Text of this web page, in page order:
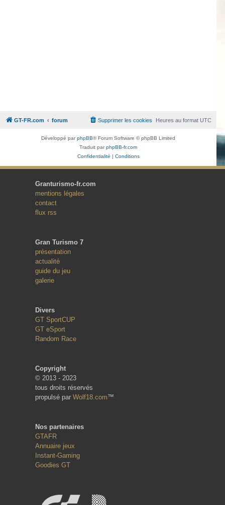
GT-FR.com forum Heures au formatUTC
Supprimer les cookies
Développé parphpBB® Forum Software © phpBB Limited
Traduit parphpBB-fr.com
Confidentialité
Conditions
Granturismo-fr.com
mentions légales
contact
flux rss
Gran Turismo 7
présentation
actualité
guide du jeu
galerie
Divers
GT SportCUP
GT eSport
Random Race
Copyright
© 2013 - 2023
tous droits réservés
propulsé par Wolf18.com™
Nos partenaires
GTAFR
Annuaire jeux
Instant-Gaming
Goodies GT